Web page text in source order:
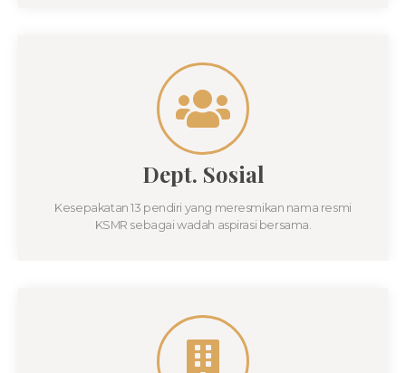
Dept. Sosial
Kesepakatan 13 pendiri yang meresmikan nama resmi
KSMR sebagai wadah aspirasi bersama.